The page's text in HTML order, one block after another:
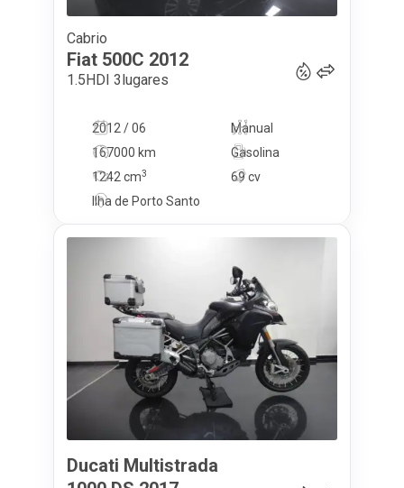
Cabrio
Fiat 500C 2012
1.5HDI 3lugares
2012 / 06
Manual
167000 km
69 cv
Gasolina
1242 cm3
Ilha de Porto Santo
Ducati Multistrada